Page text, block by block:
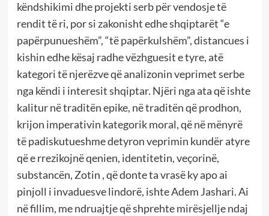
këndshikimi dhe projekti serb për vendosje të
rendit të ri, por si zakonisht edhe shqiptarët “e
papërpunueshëm”, “të papërkulshëm”, distancues i
kishin edhe kësaj radhe vëzhguesit e tyre, atë
kategori të njerëzve që analizonin veprimet serbe
nga këndi i interesit shqiptar. Njëri nga ata që ishte
kalitur në traditën epike, në traditën që prodhon,
krijon imperativin kategorik moral, që në mënyrë
të padiskutueshme detyron veprimin kundër atyre
që e rrezikojnë qenien, identitetin, veçorinë,
substancën, Zotin , që donte ta vrasë ky apo ai
pinjoll i invaduesve lindorë, ishte Adem Jashari. Ai
në fillim, me ndruajtje që shprehte mirësjellje ndaj